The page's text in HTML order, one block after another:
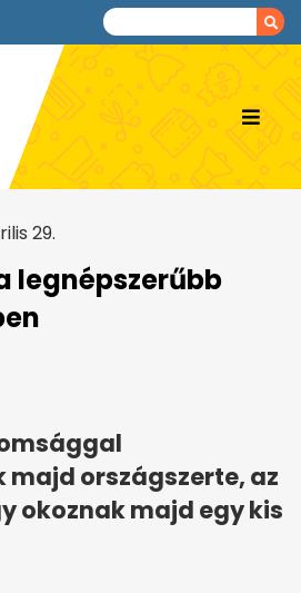
29.
legnépszerűbb
országszerte, az
okoznak majd egy kis